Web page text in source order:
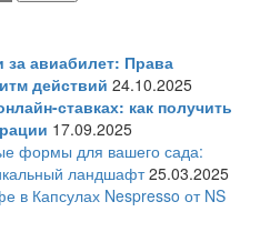
за авиабилет: Права
действий 24.10.2025
ставках: как получить
17.09.2025
формы для вашего сада:
ландшафт 25.03.2025
в Капсулах Nespresso от NS